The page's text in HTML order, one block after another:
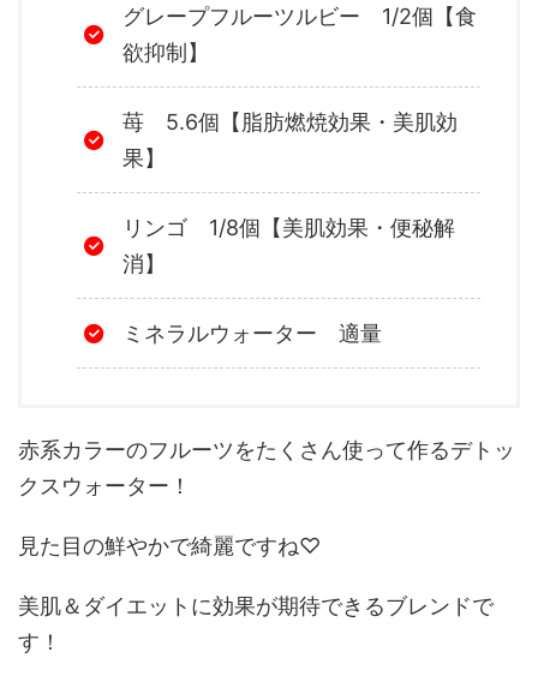
グレープフルーツルビー 1/2個【食
欲抑制】
苺 5.6個【脂肪燃焼効果・美肌効
果】
リンゴ 1/8個【美肌効果・便秘解
消】
ミネラルウォーター 適量
赤系カラーのフルーツをたくさん使って作るデトッ
クスウォーター！
見た目の鮮やかで綺麗ですね♡
美肌＆ダイエットに効果が期待できるブレンドで
す！